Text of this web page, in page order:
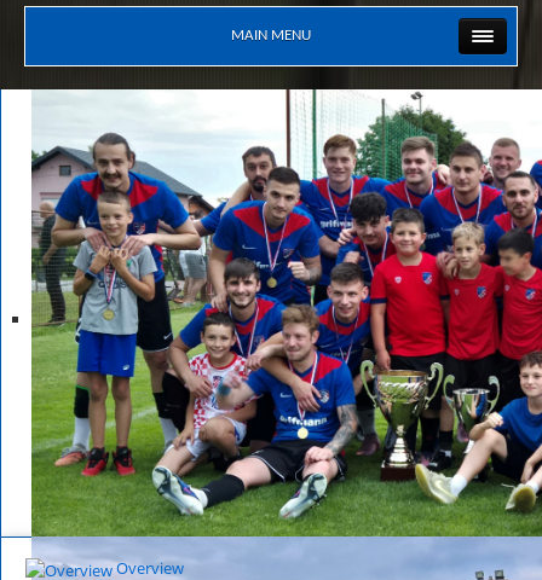
MAIN MENU
Overview